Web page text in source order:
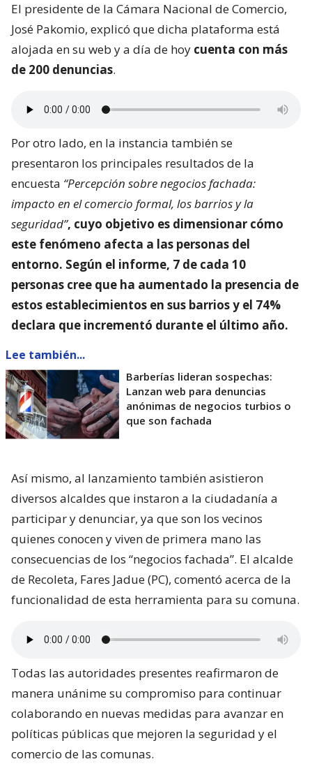
El presidente de la Cámara Nacional de Comercio,
José Pakomio, explicó que dicha plataforma está
alojada en su web y a día de hoy cuenta con más
de 200 denuncias.
Por otro lado, en la instancia también se
presentaron los principales resultados de la
encuesta “Percepción sobre negocios fachada:
impacto en el comercio formal, los barrios y la
seguridad”, cuyo objetivo es dimensionar cómo
este fenómeno afecta a las personas del
entorno. Según el informe, 7 de cada 10
personas cree que ha aumentado la presencia de
estos establecimientos en sus barrios y el 74%
declara que incrementó durante el último año.
Lee también...
Barberías lideran sospechas:
Lanzan web para denuncias
anónimas de negocios turbios o
que son fachada
Así mismo, al lanzamiento también asistieron
diversos alcaldes que instaron a la ciudadanía a
participar y denunciar, ya que son los vecinos
quienes conocen y viven de primera mano las
consecuencias de los “negocios fachada”. El alcalde
de Recoleta, Fares Jadue (PC), comentó acerca de la
funcionalidad de esta herramienta para su comuna.
Todas las autoridades presentes reafirmaron de
manera unánime su compromiso para continuar
colaborando en nuevas medidas para avanzar en
políticas públicas que mejoren la seguridad y el
comercio de las comunas.